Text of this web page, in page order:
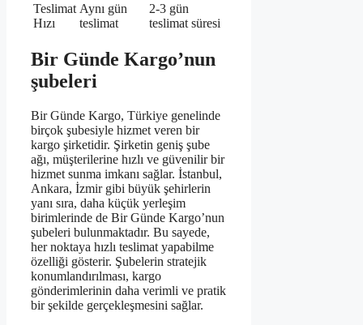
Teslimat
Hızı
Aynı gün
teslimat
2-3 gün
teslimat süresi
Bir Günde Kargo’nun
şubeleri
Bir Günde Kargo, Türkiye genelinde
birçok şubesiyle hizmet veren bir
kargo şirketidir. Şirketin geniş şube
ağı, müşterilerine hızlı ve güvenilir bir
hizmet sunma imkanı sağlar. İstanbul,
Ankara, İzmir gibi büyük şehirlerin
yanı sıra, daha küçük yerleşim
birimlerinde de Bir Günde Kargo’nun
şubeleri bulunmaktadır. Bu sayede,
her noktaya hızlı teslimat yapabilme
özelliği gösterir. Şubelerin stratejik
konumlandırılması, kargo
gönderimlerinin daha verimli ve pratik
bir şekilde gerçekleşmesini sağlar.